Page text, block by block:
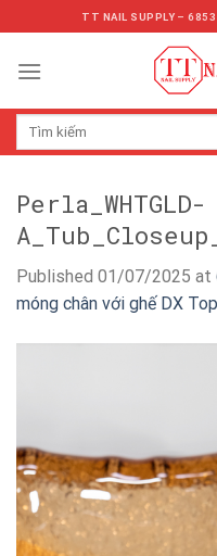
to
content
TT NAIL SUPPLY – 6853
Tìm
Perla_WHTGLD-
Published 01/07/2025 at
móng chân với ghế DX